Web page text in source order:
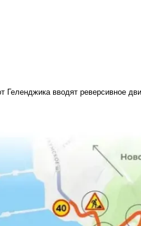
Геленджика вводят реверсивное